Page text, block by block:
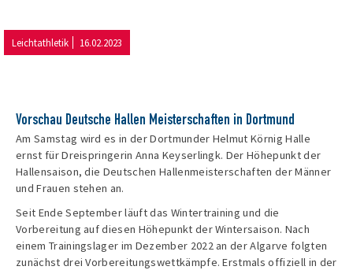
Leichtathletik 16.02.2023
Vorschau Deutsche Hallen Meisterschaften in Dortmund
Am Samstag wird es in der Dortmunder Helmut Körnig Halle
ernst für Dreispringerin Anna Keyserlingk. Der Höhepunkt der
Hallensaison, die Deutschen Hallenmeisterschaften der Männer
und Frauen stehen an.
Seit Ende September läuft das Wintertraining und die
Vorbereitung auf diesen Höhepunkt der Wintersaison. Nach
einem Trainingslager im Dezember 2022 an der Algarve folgten
zunächst drei Vorbereitungswettkämpfe. Erstmals offiziell in der